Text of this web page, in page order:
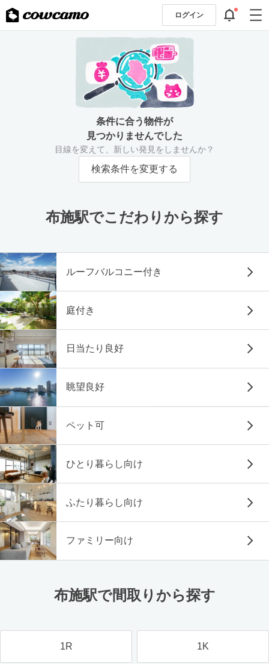
ログイン
条件に合う物件が
見つかりませんでした
目線を変えて、新しい発見をしませんか？
検索条件を変更する
布施駅でこだわりから探す
ルーフバルコニー付き
庭付き
日当たり良好
眺望良好
ペット可
ひとり暮らし向け
ふたり暮らし向け
ファミリー向け
布施駅で間取りから探す
1R 1K